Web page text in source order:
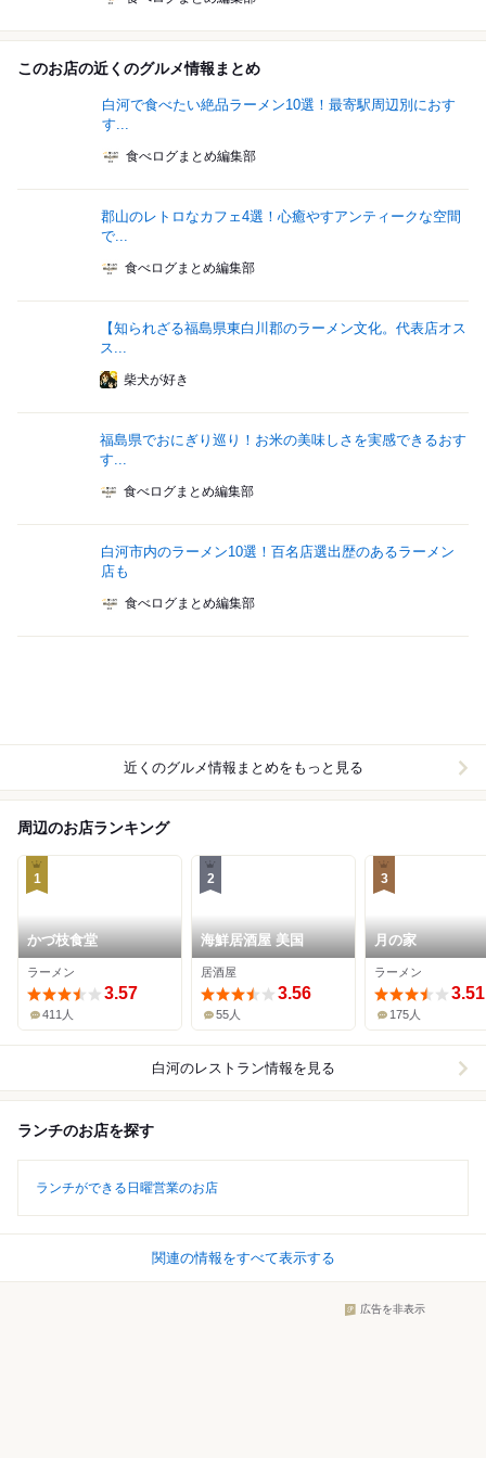
このお店の近くのグルメ情報まとめ
白河で食べたい絶品ラーメン10選！最寄駅周辺別におす
す...
食べログまとめ編集部
郡山のレトロなカフェ4選！心癒やすアンティークな空間
で...
食べログまとめ編集部
【知られざる福島県東白川郡のラーメン文化。代表店オス
ス...
柴犬が好き
福島県でおにぎり巡り！お米の美味しさを実感できるおす
す...
食べログまとめ編集部
白河市内のラーメン10選！百名店選出歴のあるラーメン
店も
食べログまとめ編集部
近くのグルメ情報まとめをもっと見る
周辺のお店ランキング
1
かづ枝食堂
ラーメン
3.57
411人
2
海鮮居酒屋 美国
居酒屋
3.56
55人
3
月の家
ラーメン
3.51
175人
白河のレストラン情報を見る
ランチのお店を探す
ランチができる日曜営業のお店
関連の情報をすべて表示する
広告を非表示